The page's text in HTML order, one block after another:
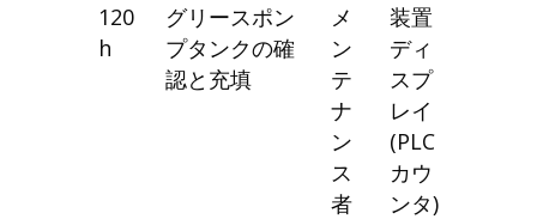
120
h
グリースポン
プタンクの確
認と充填
メ
ン
テ
ナ
ン
ス
者
装置
ディ
スプ
レイ
(PLC
カウ
ンタ)